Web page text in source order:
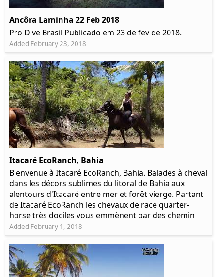
Ancôra Laminha 22 Feb 2018
Pro Dive Brasil Publicado em 23 de fev de 2018.
Added February 23, 2018
Itacaré EcoRanch, Bahia
Bienvenue à Itacaré EcoRanch, Bahia. Balades à cheval
dans les décors sublimes du litoral de Bahia aux
alentours d'Itacaré entre mer et forêt vierge. Partant
de Itacaré EcoRanch les chevaux de race quarter-
horse très dociles vous emmènent par des chemin
Added February 1, 2018